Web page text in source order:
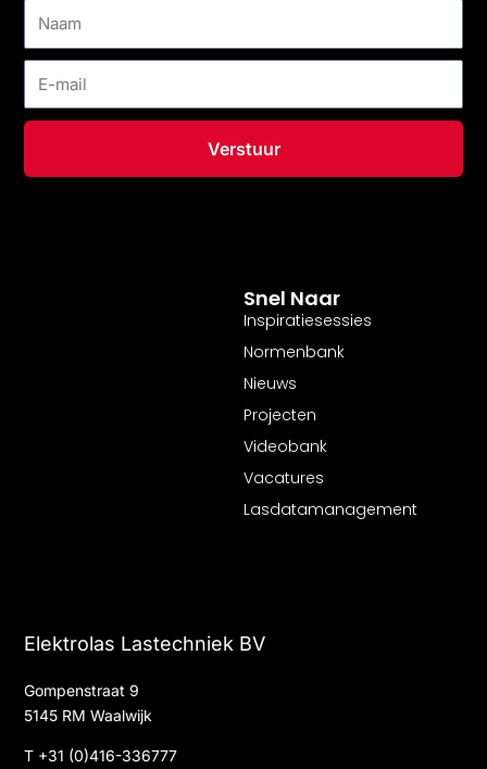
Elektrolas Lastechniek BV
Gompenstraat 9
5145 RM Waalwijk
T +31 (0)416-336777
Snel Naar
Inspiratiesessies
Normenbank
Nieuws
Projecten
Videobank
Vacatures
Lasdatamanagement
mail
Verstuur